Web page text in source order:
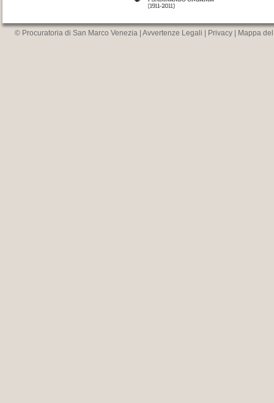
© Procuratoria di San Marco Venezia | Avvertenze Legali Privacy Mappa